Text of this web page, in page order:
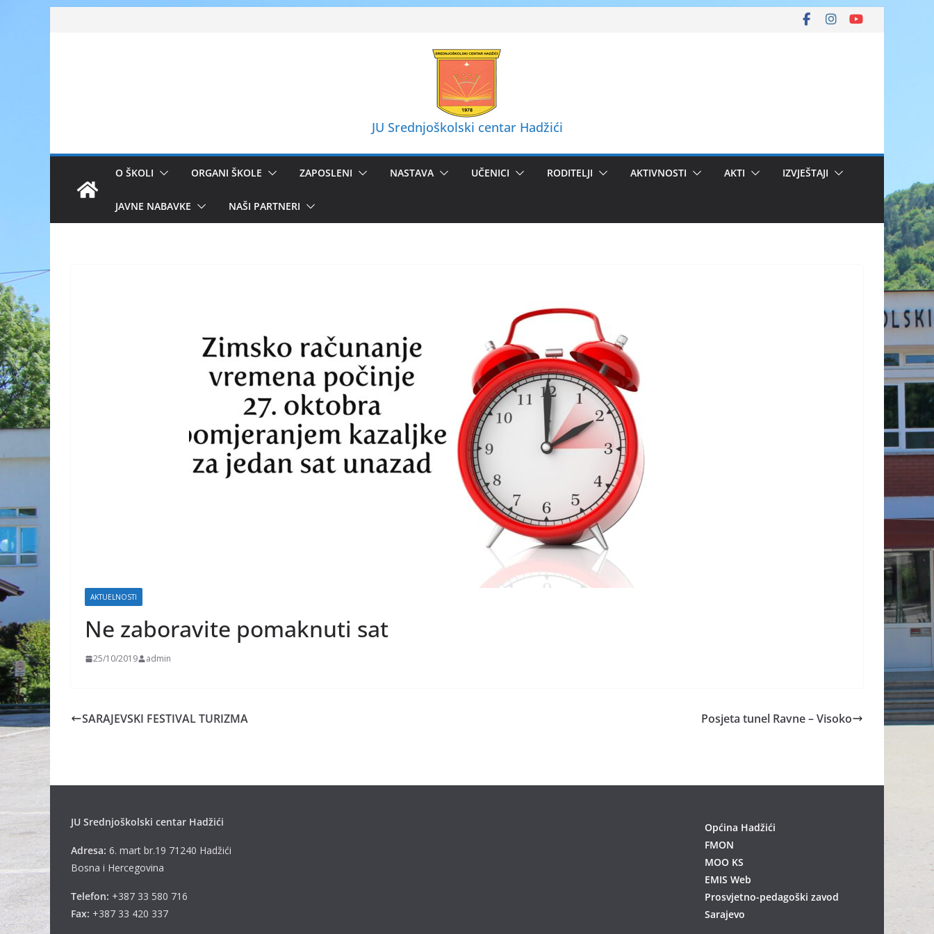
JU Srednjoškolski centar Hadžići
O ŠKOLI ORGANI ŠKOLE ZAPOSLENI NASTAVA UČENICI RODITELJI AKTIVNOSTI AKTI IZVJEŠTAJI
JAVNE NABAVKE NAŠI PARTNERI
AKTUELNOSTI
Ne zaboravite pomaknuti sat
25/10/2019 admin
SARAJEVSKI FESTIVAL TURIZMA Posjeta tunel Ravne – Visoko
JU Srednjoškolski centar Hadžići
Adresa: 6. mart br.19 71240 Hadžići
Bosna i Hercegovina
Telefon: +387 33 580 716
Fax: +387 33 420 337
Općina Hadžići
FMON
MOO KS
EMIS Web
Prosvjetno-pedagoški zavod
Sarajevo